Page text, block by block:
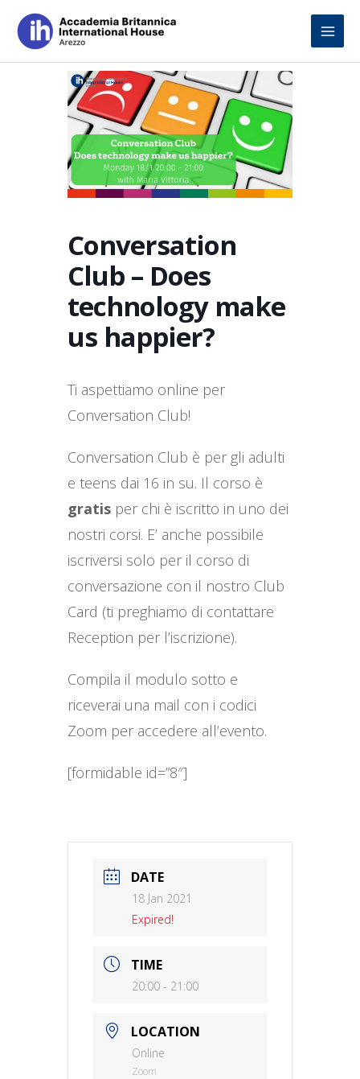
content
Conversation
Club – Does
technology make
us happier?
Ti aspettiamo online per
Conversation Club!
Conversation Club è per gli adulti
e teens dai 16 in su. Il corso è
gratis per chi è iscritto in uno dei
nostri corsi. E’ anche possibile
iscriversi solo per il corso di
conversazione con il nostro Club
Card (ti preghiamo di contattare
Reception per l’iscrizione).
Compila il modulo sotto e
riceverai una mail con i codici
Zoom per accedere all’evento.
[formidable id=”8″]
DATE
18 Jan 2021
Expired!
TIME
20:00 - 21:00
LOCATION
Online
Zoom